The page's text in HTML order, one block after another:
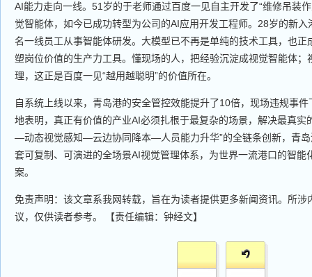
AI能力走向一线。51岁的于老师通过百度一见自主开发了“维修吊装
觉智能体，如今已成功转型为公司的AI应用开发工程师。28岁的新
名一线员工从事智能体研发。大模型已不再是单纯的技术工具，也正
塑岗位价值的生产力工具。懂现场的人，把经验沉淀成视觉智能体；
理，这正是百度一见“越用越聪明”的价值所在。
自系统上线以来，青岛港的安全管控效能提升了10倍，现场违规事
地表明，真正有价值的产业AI必须扎根于最复杂的场景，解决最真实
—动态视觉感知—云边协同降本—人员能力升华”的全链条创新，青岛
套可复制、可演进的全场景AI视觉管理体系，为世界一流港口的智能
案。
免责声明：该文章系我网转载，旨在为读者提供更多新闻资讯。所涉
议，仅供读者参考。 【责任编辑：钟经文】